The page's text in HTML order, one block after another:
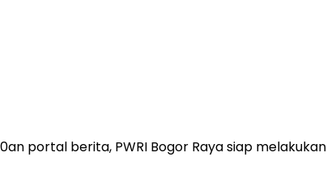
portal berita, PWRI Bogor Raya siap